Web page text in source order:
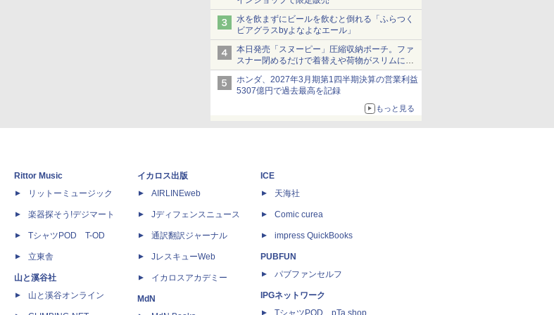
水を飲まずにビールを飲むと倒れる「ふらつく
ビアグラスbyよなよなエール」
本日発売「スヌーピー」圧縮収納ポーチ。ファ
スナー閉めるだけで着替えや荷物がスリムにま
とまる
ホンダ、2027年3月期第1四半期決算の営業利益
5307億円で過去最高を記録
もっと見る
Rittor Music
リットーミュージック
楽器探そう!デジマート
TシャツPOD T-OD
立東舎
山と溪谷社
山と溪谷オンライン
イカロス出版
AIRLINEweb
Jディフェンスニュース
通訳翻訳ジャーナル
JレスキューWeb
イカロスアカデミー
MdN
ICE
天海社
Comic curea
impress QuickBooks
PUBFUN
パブファンセルフ
IPGネットワーク
TシャツPOD pTa.shop